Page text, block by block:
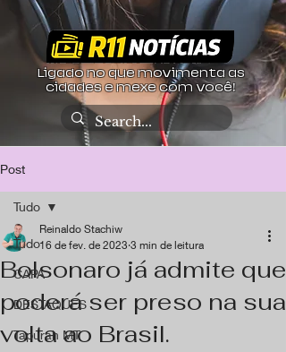
Ligado no que movimenta as
cidades e mexe com você!
Post
Tudo
CAPA
DESTAQUES
Tapurah MT
Tudo
Bolsonaro já admite que
poderá ser preso na sua
volta ao Brasil.
Reinaldo Stachiw
16 de fev. de 2023 3 min de leitura